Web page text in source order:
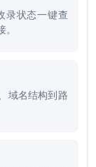
录状态一键查
域名结构到路